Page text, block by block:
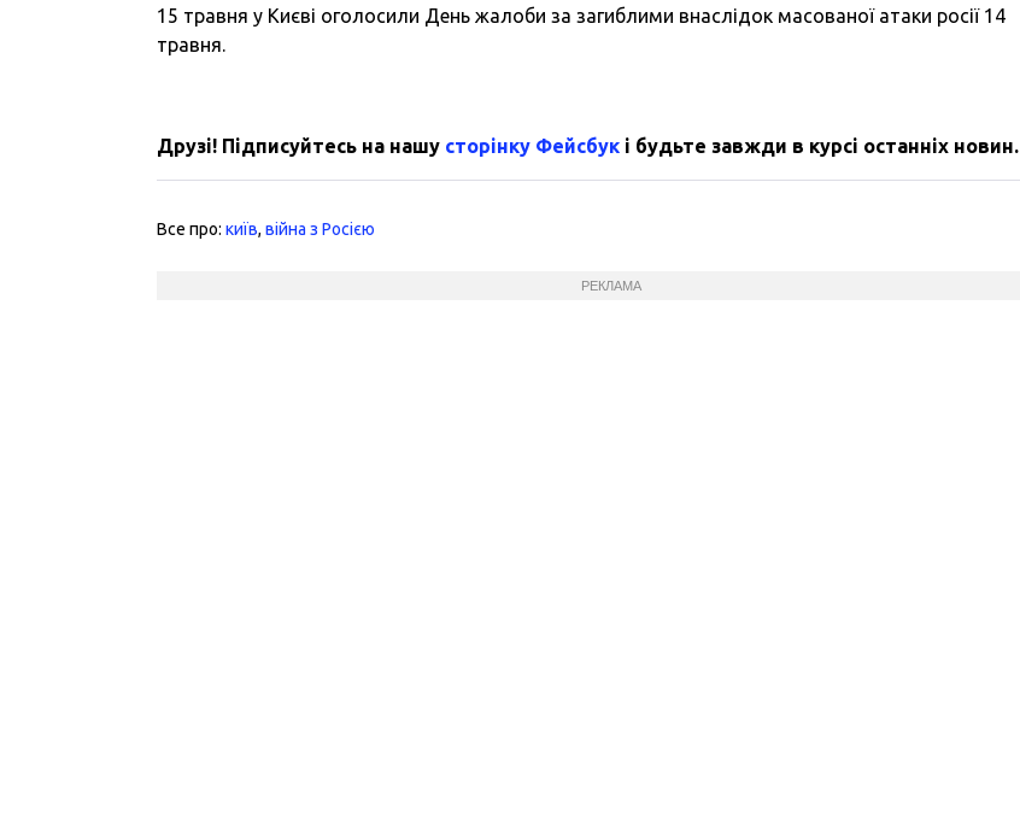
15 травня у Києві оголосили День жалоби за загиблими внаслідок масованої атаки росії 14
травня.
Друзі! Підписуйтесь на нашу сторінку Фейсбук і будьте завжди в курсі останніх новин.
Все про:київ,війна з Росією
РЕКЛАМА